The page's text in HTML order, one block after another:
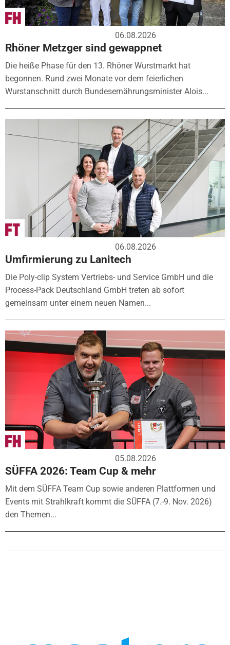
06.08.2026
Rhöner Metzger sind gewappnet
Die heiße Phase für den 13. Rhöner Wurstmarkt hat
begonnen. Rund zwei Monate vor dem feierlichen
Wurstanschnitt durch Bundesernährungsminister Alois...
06.08.2026
Umfirmierung zu Lanitech
Die Poly-clip System Vertriebs- und Service GmbH und die
Process-Pack Deutschland GmbH treten ab sofort
gemeinsam unter einem neuen Namen...
05.08.2026
SÜFFA 2026: Team Cup & mehr
Mit dem SÜFFA Team Cup sowie anderen Plattformen und
Events mit Strahlkraft kommt die SÜFFA (7.-9. Nov. 2026)
den Themen...